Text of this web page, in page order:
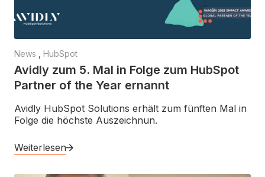
News HubSpot
Avidly zum 5. Mal in Folge zum HubSpot
Partner of the Year ernannt
Avidly HubSpot Solutions erhält zum fünften Mal in
Folge die höchste Auszeichnun.
Weiterlesen